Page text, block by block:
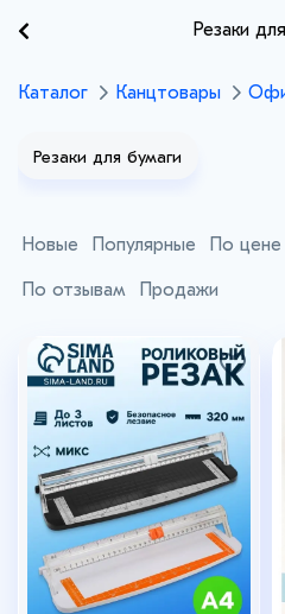
Резаки
Каталог Канцтовары
Резаки для бумаги
Новые Популярные По цене
По отзывам Продажи